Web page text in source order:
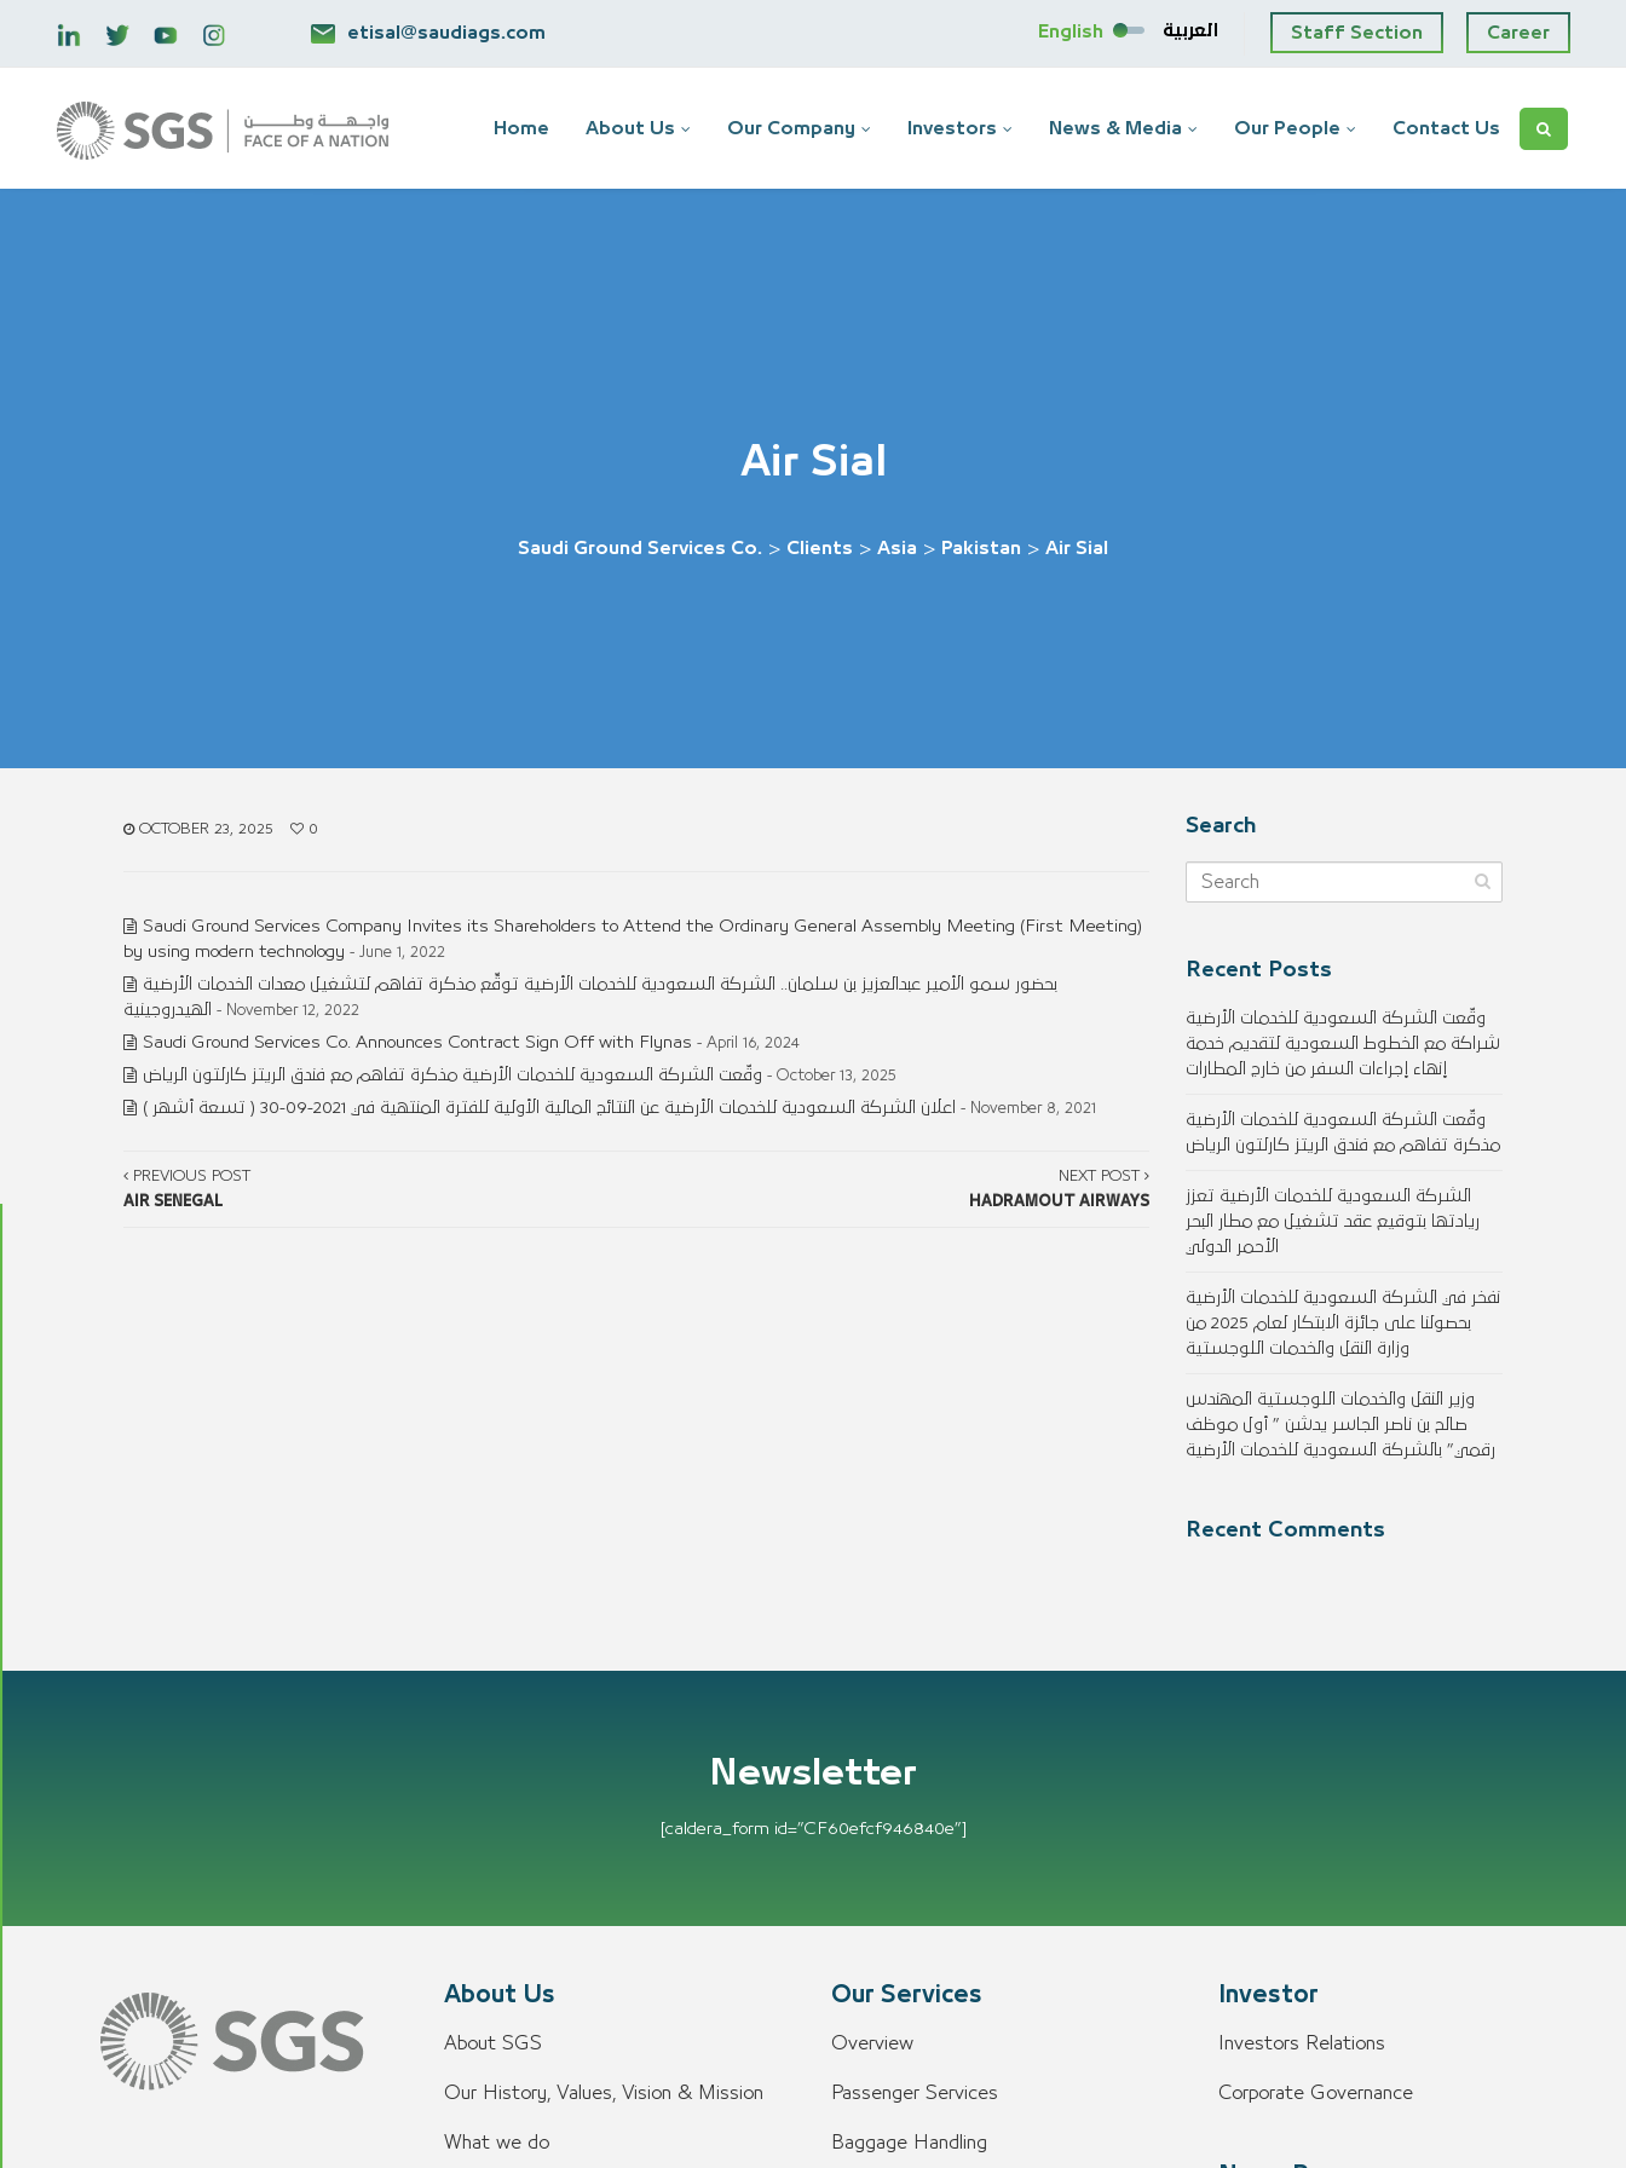
etisal@saudiags.com English العربية Staff Section Career
Home About Us Our Company Investors News & Media Our People Contact Us
Air Sial
Saudi Ground Services Co. > Clients > Asia > Pakistan > Air Sial
OCTOBER 23, 2025 0
Saudi Ground Services Company Invites its Shareholders to Attend the Ordinary General Assembly Meeting (First Meeting)
by using modern technology - June 1, 2022
بحضور سمو الأمير عبدالعزيز بن سلمان.. الشركة السعودية للخدمات الأرضية توقِّع مذكرة تفاهم لتشغيل معدات الخدمات الأرضية
الهيدروجينية
- November 12, 2022
Saudi Ground Services Co. Announces Contract Sign Off with Flynas - April 16, 2024
وقّعت الشركة السعودية للخدمات الأرضية مذكرة تفاهم مع فندق الريتز كارلتون الرياض - October 13, 2025
اعلان الشركة السعودية للخدمات الأرضية عن النتائج المالية الأولية للفترة المنتهية في 2021-09-30 ( تسعة أشهر ) - November 8, 2021
PREVIOUS POST
AIR SENEGAL
NEXT POST
HADRAMOUT AIRWAYS
Search
Recent Posts
وقّعت الشركة السعودية للخدمات الأرضية
شراكة مع الخطوط السعودية لتقديم خدمة
إنهاء إجراءات السفر من خارج المطارات
وقّعت الشركة السعودية للخدمات الأرضية
مذكرة تفاهم مع فندق الريتز كارلتون الرياض
الشركة السعودية للخدمات الأرضية تعزز
ريادتها بتوقيع عقد تشغيل مع مطار البحر
الأحمر الدولي
نفخر في الشركة السعودية للخدمات الأرضية
بحصولنا على جائزة الابتكار لعام 2025 من
وزارة النقل والخدمات اللوجستية
وزير النقل والخدمات اللوجستية المهندس
صالح بن ناصر الجاسر يدشن ” أول موظف
رقمي” بالشركة السعودية للخدمات الأرضية
Recent Comments
Newsletter
[caldera_form id=”CF60efcf946840e”]
About Us
About SGS
Our History, Values, Vision & Mission
What we do
Our Services
Overview
Passenger Services
Baggage Handling
Investor
Investors Relations
Corporate Governance